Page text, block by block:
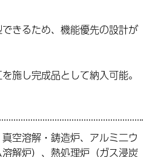
きるため、機能優先の設計が
施し完成品として納入可能。
空溶解・鋳造炉、アルミ二ウ
解炉）、熱処理炉（ガス浸炭